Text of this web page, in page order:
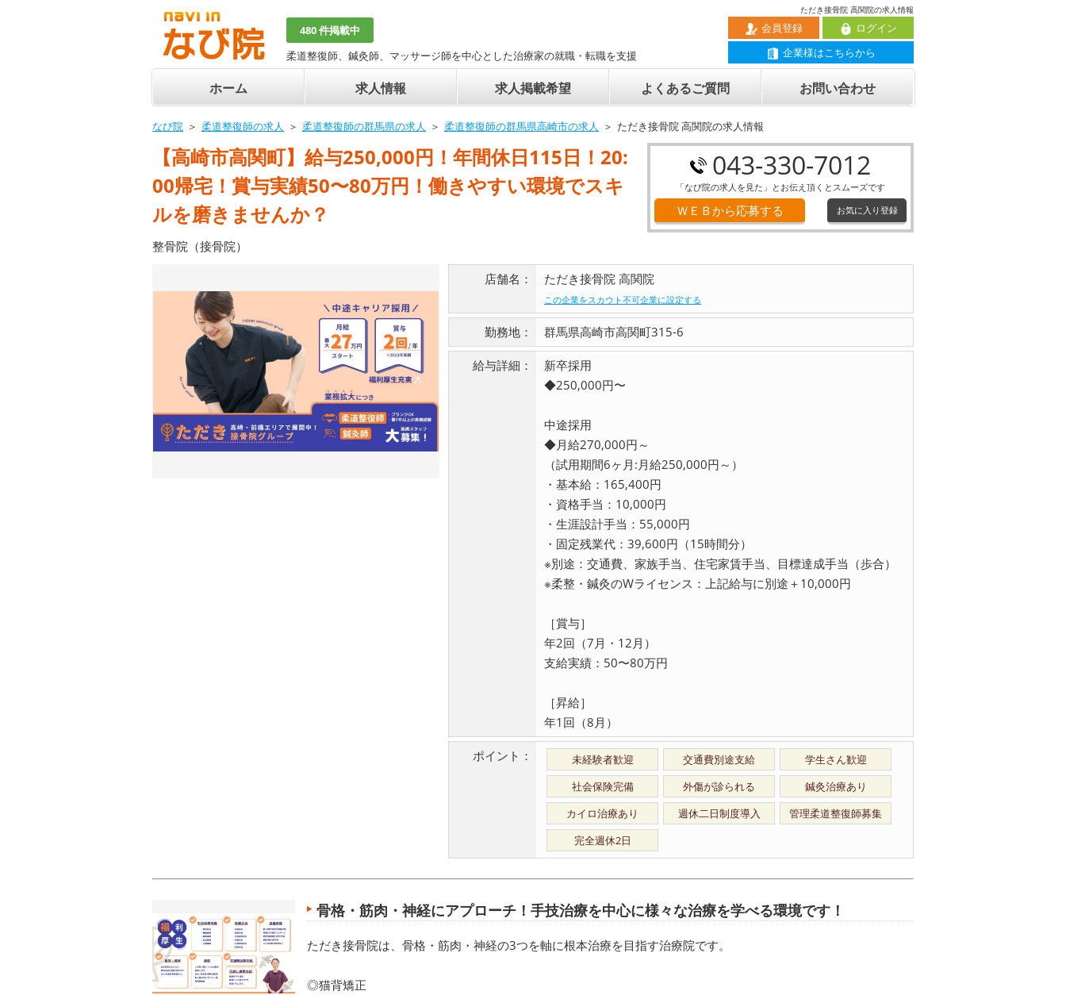
ただき接骨院 高関院の求人情報
480 件掲載中
柔道整復師、鍼灸師、マッサージ師を中心とした治療家の就職・転職を支援
ログイン
会員登録
企業様はこちらから
ホーム 求人情報 求人掲載希望 よくあるご質問 お問い合わせ
なび院 柔道整復師の求人 柔道整復師の群馬県の求人 柔道整復師の群馬県高崎市の求人 ただき接骨院 高関院の求人情報
043-330-7012
「なび院の求人を見た」とお伝え頂くとスムーズです
ＷＥＢから応募する お気に入り登録
【高崎市高関町】給与250,000円！年間休日115日！20:
00帰宅！賞与実績50〜80万円！働きやすい環境でスキ
ルを磨きませんか？
整骨院（接骨院）
店舗名： ただき接骨院 高関院
この企業をスカウト不可企業に設定する
勤務地： 群馬県高崎市高関町315-6
給与詳細：
新卒採用
◆250,000円〜
中途採用
◆月給270,000円～
（試用期間6ヶ月:月給250,000円～）
・基本給：165,400円
・資格手当：10,000円
・生涯設計手当：55,000円
・固定残業代：39,600円（15時間分）
※別途：交通費、家族手当、住宅家賃手当、目標達成手当（歩合）
※柔整・鍼灸のWライセンス：上記給与に別途＋10,000円
［賞与］
年2回（7月・12月）
支給実績：50〜80万円
［昇給］
年1回（8月）
ポイント： 未経験者歓迎 交通費別途支給
学生さん歓迎
社会保険完備
外傷が診られる
鍼灸治療あり
カイロ治療あり
週休二日制度導入
管理柔道整復師募集
完全週休2日
骨格・筋肉・神経にアプローチ！手技治療を中心に様々な治療を学べる環境です！
ただき接骨院は、骨格・筋肉・神経の3つを軸に根本治療を目指す治療院です。
◎猫背矯正